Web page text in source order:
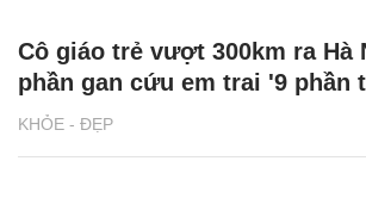
KHỎE - ĐẸP
Cô giáo trẻ vượt 300km ra Hà
phần gan cứu em trai '9 phần